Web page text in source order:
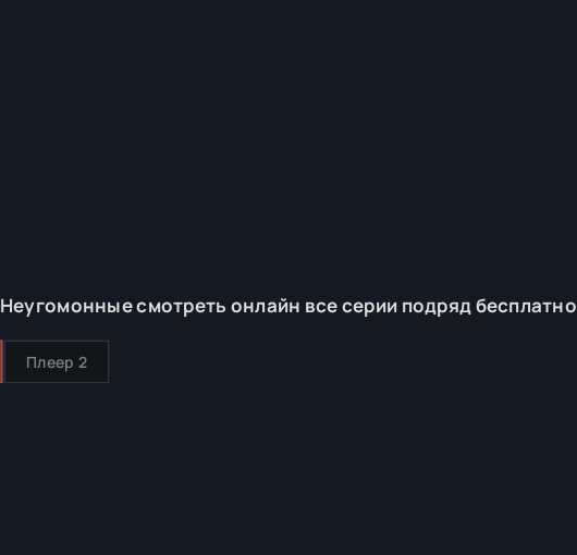
Неугомонные смотреть онлайн все серии подряд бесплатно
Плеер 2